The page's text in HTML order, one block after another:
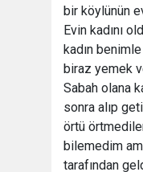
bir köylünün
Evin kadını
kadın
biraz yemek
Sabah olana
sonra alıp
örtü
bilemedim
tarafından